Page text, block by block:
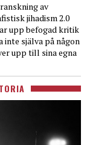
av
jihadism 2.0
upp befogad kritik
själva på någon
upp till sina egna